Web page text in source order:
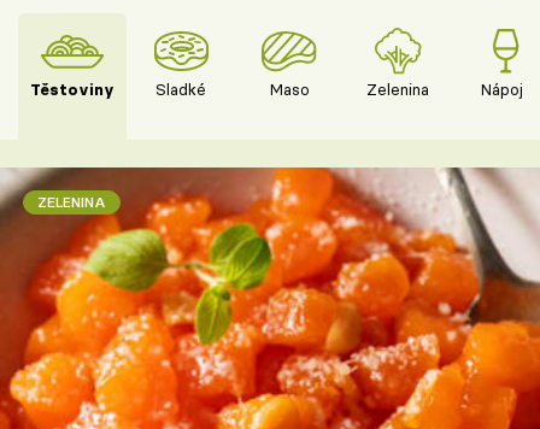
Těstoviny Sladké Maso Zelenina Nápoje
ZELENINA